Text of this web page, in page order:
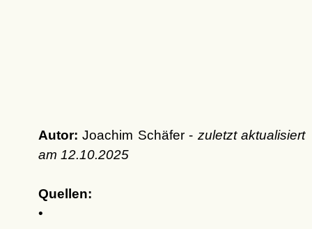
Autor: Joachim Schäfer - zuletzt aktualisiert
am 12.10.2025
Quellen:
•